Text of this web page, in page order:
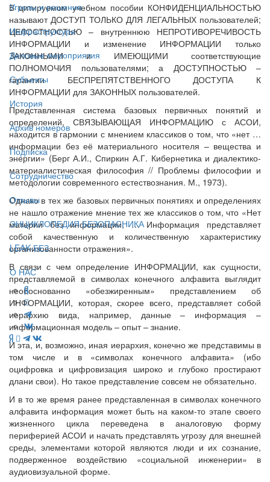
Угрозы и решения
Инфраструктура
Деловые мероприятия
Субъекты
История
Архив номеров
Подписка
Сотрудничество
Отзывы
ЭНЦИКЛОПЕДИЯ БЕЗОПАСНИКА
LEAK-БЕЗ
О НАС
В цитируемом учебном пособии КОНФИДЕНЦИАЛЬНОСТЬЮ
называют ДОСТУП ТОЛЬКО ДЛЯ ЛЕГАЛЬНЫХ пользователей;
ЦЕЛОСТНОСТЬЮ – внутреннюю НЕПРОТИВОРЕЧИВОСТЬ
ИНФОРМАЦИИ и изменение ИНФОРМАЦИИ только
ЗАКОННЫМИ и ИМЕЮЩИМИ соответствующие
ПОЛНОМОЧИЯ пользователями; а ДОСТУПНОСТЬЮ –
гарантии БЕСПРЕПЯТСТВЕННОГО ДОСТУПА К
ИНФОРМАЦИИ для ЗАКОННЫХ пользователей.
Представленная система базовых первичных понятий и
определений, СВЯЗЫВАЮЩАЯ ИНФОРМАЦИЮ с АСОИ,
находится в гармонии с мнением классиков о том, что «нет …
информации без её материального носителя – вещества и
энергии» (Берг А.И., Спиркин А.Г. Кибернетика и диалектико-
материалистическая философия // Проблемы философии и
методологии современного естествознания. М., 1973).
Однако в тех же базовых первичных понятиях и определениях
не нашло отражение мнение тех же классиков о том, что «Нет
материи без информации, … Информация представляет
собой качественную и количественную характеристику
организованности отражения».
В связи с чем определение ИНФОРМАЦИИ, как сущности,
представляемой в символах конечного алфавита выглядит
необоснованно «обезжиренным» представлением об
ИНФОРМАЦИИ, которая, скорее всего, представляет собой
иерархию вида, например, данные – информация –
информационная модель – опыт – знание.
И эта, и, возможно, иная иерархия, конечно же представимы в
том числе и в «символах конечного алфавита» (ибо
оцифровка и цифровизация широко и глубоко простирают
длани свои). Но такое представление совсем не обязательно.
И в то же время ранее представленная в символах конечного
алфавита информация может быть на каком-то этапе своего
жизненного цикла переведена в аналоговую форму
периферией АСОИ и начать представлять угрозу для внешней
среды, элементами которой являются люди и их сознание,
подверженное воздействию «социальной инженерии» в
аудиовизуальной форме.